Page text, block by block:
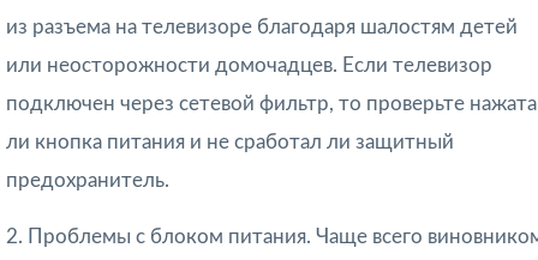
из разъема на телевизоре благодаря шалостям детей
или неосторожности домочадцев. Если телевизор
подключен через сетевой фильтр, то проверьте нажата
ли кнопка питания и не сработал ли защитный
предохранитель.
2. Проблемы с блоком питания. Чаще всего